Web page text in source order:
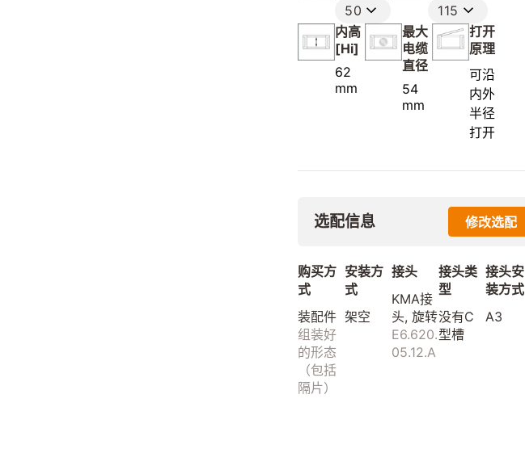
50
115
内高
[Hi]
62
mm
最大
电缆
直径
54
mm
打开
原理
可沿
内外
半径
打开
选配信息 修改选配
购买方
式
装配件
组装好
的形态
（包括
隔片）
安装方
式
架空
接头
KMA接
头, 旋转
E6.620.
05.12.A
接头类
型
没有C
型槽
接头安
装方式
A3